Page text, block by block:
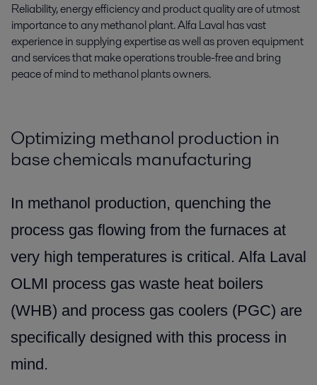
Reliability, energy efficiency and product quality are of utmost
importance to any methanol plant. Alfa Laval has vast
experience in supplying expertise as well as proven equipment
and services that make operations trouble-free and bring
peace of mind to methanol plants owners.
Optimizing methanol production in
base chemicals manufacturing
In methanol production, quenching the
process gas flowing from the furnaces at
very high temperatures is critical. Alfa Laval
OLMI process gas waste heat boilers
(WHB) and process gas coolers (PGC) are
specifically designed with this process in
mind.